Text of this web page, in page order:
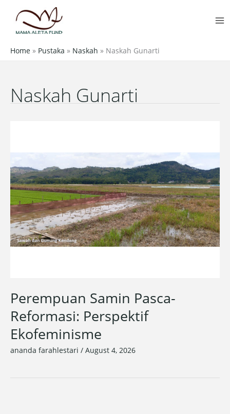
content
Home » Pustaka » Naskah » Naskah Gunarti
Naskah Gunarti
Perempuan Samin Pasca-
Reformasi: Perspektif
Ekofeminisme
ananda farahlestari / August 4, 2026